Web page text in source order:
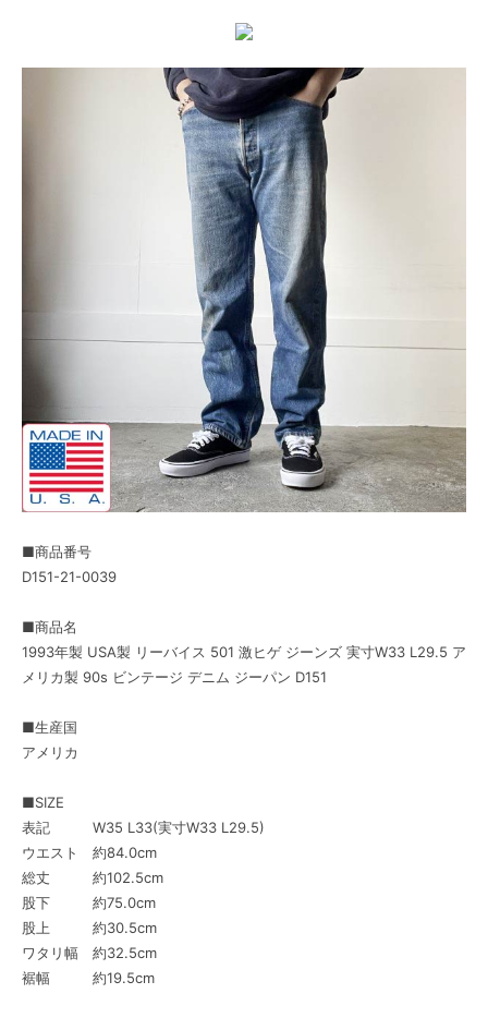
■商品番号
D151-21-0039
■商品名
1993年製 USA製 リーバイス 501 激ヒゲ ジーンズ 実寸W33 L29.5 ア
メリカ製 90s ビンテージ デニム ジーパン D151
■生産国
アメリカ
■SIZE
表記 W35 L33(実寸W33 L29.5)
ウエスト 約84.0cm
総丈 約102.5cm
股下 約75.0cm
股上 約30.5cm
ワタリ幅 約32.5cm
裾幅 約19.5cm